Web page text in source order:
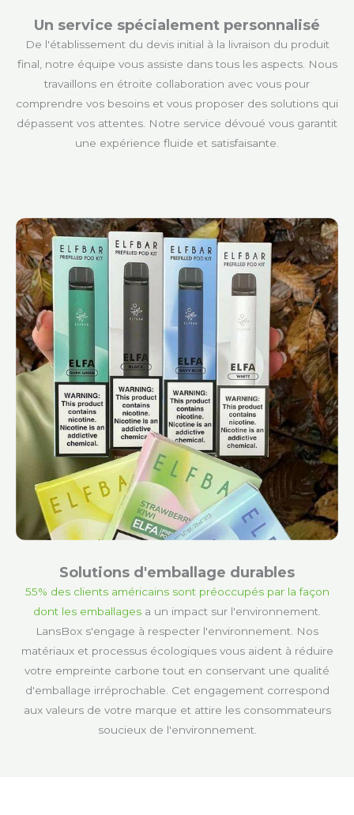
Un service spécialement personnalisé
De l'établissement du devis initial à la livraison du produit
final, notre équipe vous assiste dans tous les aspects. Nous
travaillons en étroite collaboration avec vous pour
comprendre vos besoins et vous proposer des solutions qui
dépassent vos attentes. Notre service dévoué vous garantit
une expérience fluide et satisfaisante.
Solutions d'emballage durables
55% des clients américains sont préoccupés par la façon
dont les emballages a un impact sur l'environnement.
LansBox s'engage à respecter l'environnement. Nos
matériaux et processus écologiques vous aident à réduire
votre empreinte carbone tout en conservant une qualité
d'emballage irréprochable. Cet engagement correspond
aux valeurs de votre marque et attire les consommateurs
soucieux de l'environnement.